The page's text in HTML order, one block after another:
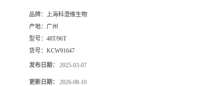
品牌：
上海科澄维生物
产地： 广州
型号： 48T/96T
货号： KCW91647
发布日期： 2025-03-07
更新日期： 2026-08-10